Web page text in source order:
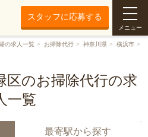
スタッフに応募する
メニュー
の求人一覧 お掃除代行 神奈川県
横浜市
区のお掃除代行の求
一覧
最寄駅から探す